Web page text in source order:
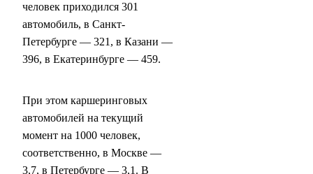
человек приходился 301
автомобиль, в Санкт-
Петербурге — 321, в Казани —
396, в Екатеринбурге — 459.
При этом каршеринговых
автомобилей на текущий
момент на 1000 человек,
соответственно, в Москве —
3,7, в Петербурге — 3,1. В